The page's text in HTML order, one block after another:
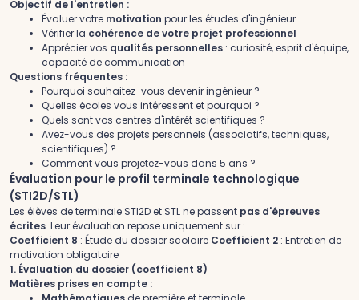
Objectif de l'entretien :
Évaluer votre motivation pour les études d'ingénieur
Vérifier la cohérence de votre projet professionnel
Apprécier vos qualités personnelles : curiosité, esprit d'équipe,
capacité de communication
Questions fréquentes :
Pourquoi souhaitez-vous devenir ingénieur ?
Quelles écoles vous intéressent et pourquoi ?
Quels sont vos centres d'intérêt scientifiques ?
Avez-vous des projets personnels (associatifs, techniques,
scientifiques) ?
Comment vous projetez-vous dans 5 ans ?
Évaluation pour le profil terminale technologique
(STI2D/STL)
Les élèves de terminale STI2D et STL ne passent pas d'épreuves
écrites. Leur évaluation repose uniquement sur :
Coefficient 8 : Étude du dossier scolaire Coefficient 2 : Entretien de
motivation obligatoire
1. Évaluation du dossier (coefficient 8)
Matières prises en compte :